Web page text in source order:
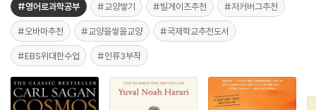
#영어로과학공부 #교양쌓기 #빌게이츠추천 #저커버그추천
#오바마추천 #교양을쌓을교양 #국제학교추천도서
#EBS위대한수업 #인류3부작